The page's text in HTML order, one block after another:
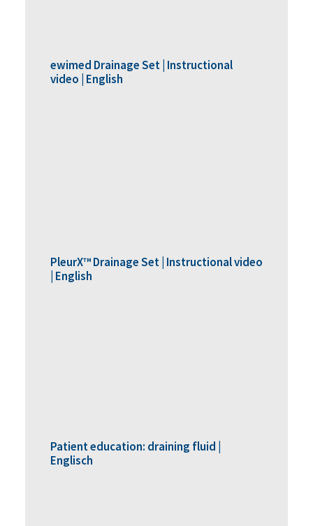
ewimed Drainage Set | Instructional
video | English
PleurX™ Drainage Set | Instructional video
| English
Patient education: draining fluid |
Englisch